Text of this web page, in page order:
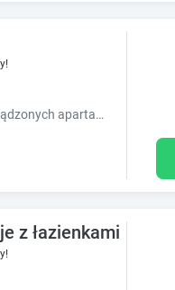
"Apartamenty La Villa" to kompleks 14 komfortowo urządzonych apartamentów od 2 do 7 osobowych.
z łazienkami